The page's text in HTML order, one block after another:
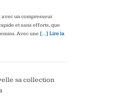
avec un compresseur
et sans efforts, que
Avec une […] Lire la
sa collection